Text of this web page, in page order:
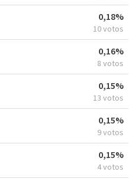
0,18%
10 votos
0,16%
8 votos
0,15%
13 votos
0,15%
9 votos
0,15%
4 votos